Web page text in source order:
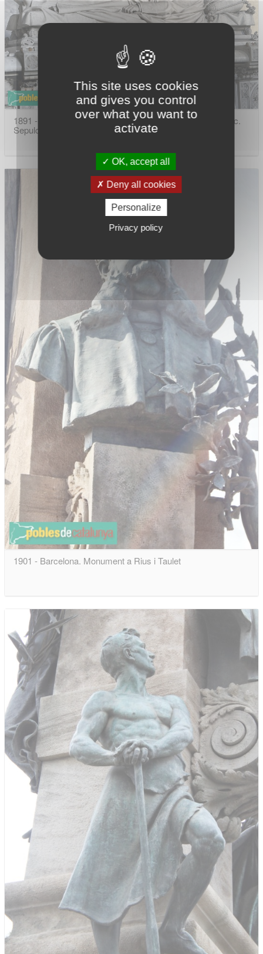
1891 - Vilafranca del Penedès - Església de Sant Francesc.
Sepulcre d'Enric Vallès
1901 - Barcelona. Monument a Rius i Taulet
This site uses cookies
and gives you control
over what you want to
activate
OK, accept all
Deny all cookies
Personalize
Privacy policy